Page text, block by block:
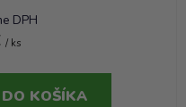
DPH
/ ks
DO KOŠÍKA